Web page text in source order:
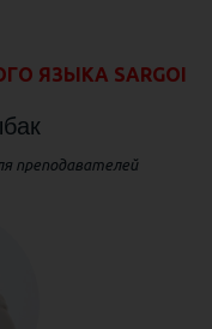
ЯЗЫКА SARGOI
преподавателей